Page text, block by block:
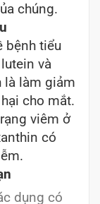
chúng.
bệnh tiểu
và
là làm giảm
cho mắt.
viêm ở
có
dụng có